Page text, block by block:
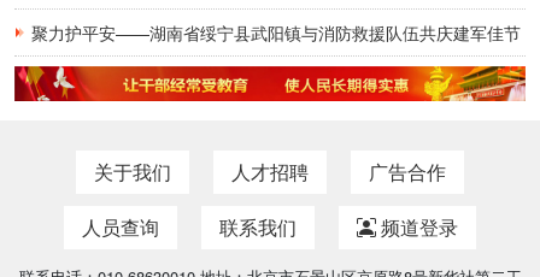
聚力护平安——湖南省绥宁县武阳镇与消防救援队伍共庆建军佳节
关于我们 人才招聘
广告合作
人员查询
联系我们 频道登录